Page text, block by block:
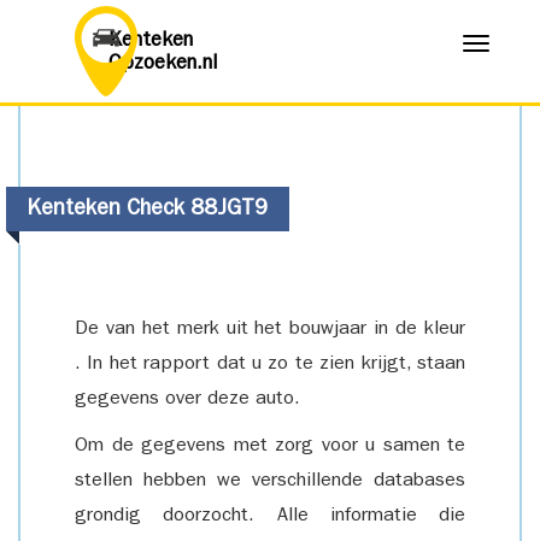
Kenteken
Opzoeken.nl
Menu
Kenteken Check 88JGT9
De van het merk uit het bouwjaar in de kleur
. In het rapport dat u zo te zien krijgt, staan
gegevens over deze auto.
Om de gegevens met zorg voor u samen te
stellen hebben we verschillende databases
grondig doorzocht. Alle informatie die